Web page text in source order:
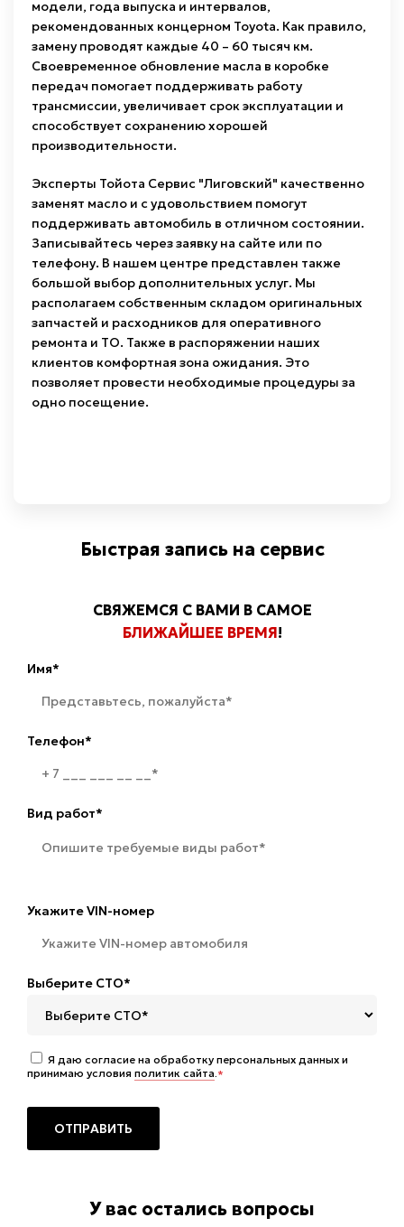
модели, года выпуска и интервалов,
рекомендованных концерном Toyota. Как правило,
замену проводят каждые 40 – 60 тысяч км.
Своевременное обновление масла в коробке
передач помогает поддерживать работу
трансмиссии, увеличивает срок эксплуатации и
способствует сохранению хорошей
производительности.
Эксперты Тойота Сервис "Лиговский" качественно
заменят масло и с удовольствием помогут
поддерживать автомобиль в отличном состоянии.
Записывайтесь через заявку на сайте или по
телефону. В нашем центре представлен также
большой выбор дополнительных услуг. Мы
располагаем собственным складом оригинальных
запчастей и расходников для оперативного
ремонта и ТО. Также в распоряжении наших
клиентов комфортная зона ожидания. Это
позволяет провести необходимые процедуры за
одно посещение.
Быстрая запись на сервис
СВЯЖЕМСЯ С ВАМИ В САМОЕ
БЛИЖАЙШЕЕ ВРЕМЯ!
Имя*
Телефон*
Вид работ*
Укажите VIN-номер
Выберите СТО*
Я даю согласие на обработку персональных данных и
принимаю условия политик сайта.*
У вас остались вопросы